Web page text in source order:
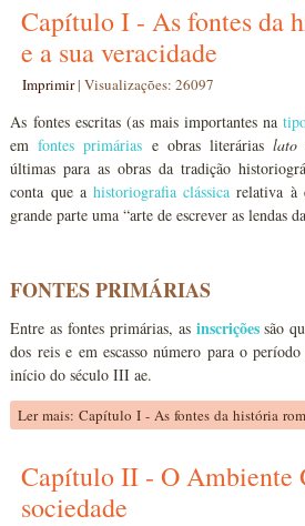
Capítulo I - As fontes da
e a sua veracidade
Imprimir|Visualizações: 26097
As fontes escritas (as mais importantes na
emfontes primárias e obras literárias lato
últimas para as obras da tradição
conta que ahistoriografia clássica relativa à
grande parte uma “arte de escrever as lendas
FONTES PRIMÁRIAS
Entre as fontes primárias, as inscriçõessão
dos reis e em escasso número para o
início do século III ae.
Ler mais: Capítulo I - As fontes da história
Capítulo II - O Ambiente
sociedade